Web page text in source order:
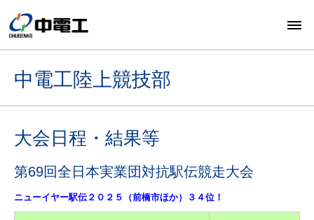
中電工陸上競技部
大会日程・結果等
第69回全日本実業団対抗駅伝競走大会
ニューイヤー駅伝２０２５（前橋市ほか）３４位！